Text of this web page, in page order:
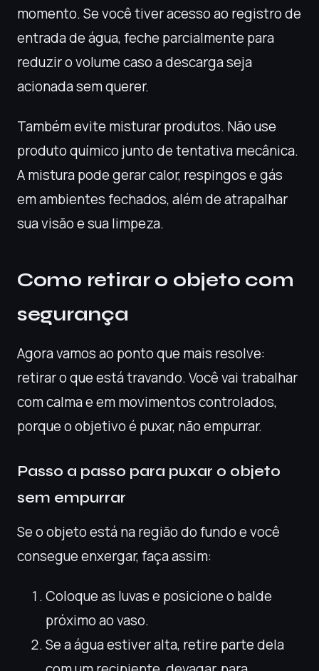
momento. Se você tiver acesso ao registro de
entrada de água, feche parcialmente para
reduzir o volume caso a descarga seja
acionada sem querer.
Também evite misturar produtos. Não use
produto químico junto de tentativa mecânica.
A mistura pode gerar calor, respingos e gás
em ambientes fechados, além de atrapalhar
sua visão e sua limpeza.
Como retirar o objeto com
segurança
Agora vamos ao ponto que mais resolve:
retirar o que está travando. Você vai trabalhar
com calma e em movimentos controlados,
porque o objetivo é puxar, não empurrar.
Passo a passo para puxar o objeto
sem empurrar
Se o objeto está na região do fundo e você
consegue enxergar, faça assim:
Coloque as luvas e posicione o balde
próximo ao vaso.
Se a água estiver alta, retire parte dela